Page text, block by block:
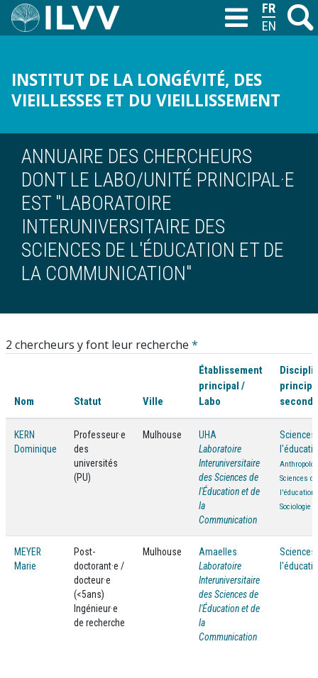
Aller
au
M
INSTITUT DE LA LONGÉVITÉ, DES
VIEILLESSES ET DU VIEILLISSEMENT
T
ANNUAIRE DES CHERCHEURS
DONT LE LABO/UNITÉ PRINCIPAL·E
EST "LABORATOIRE
INTERUNIVERSITAIRE DES
SCIENCES DE L'ÉDUCATION ET DE
LA COMMUNICATION"
2 chercheurs y font leur recherche *
Nom Statut Ville
Établissement
principal /
Labo
KERN
Dominique
Professeur·e
des
universités
(PU)
Mulhouse
UHA
Laboratoire
Interuniversitaire
des Sciences de
l'Éducation et de
la
Communication
Sciences
Sciences de
l'éducation
Sociologie
MEYER
Marie
Post-
doctorant·e /
docteur·e
(<5ans)
Ingénieur·e
de recherche
Mulhouse
Amaelles
Laboratoire
Interuniversitaire
des Sciences de
l'Éducation et de
la
Communication
Sciences
FRANÇAIS
ENGLISH